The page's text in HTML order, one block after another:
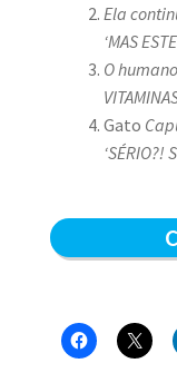
Ela
‘MAS
O
Gato
‘SÉRIO?!